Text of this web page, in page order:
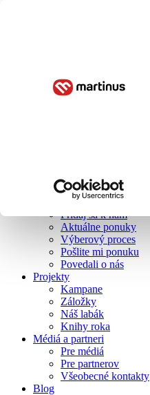
O nás
Zelený Martinus
Nerobíme rozdiely
Pridaj sa k nám
Aktuálne ponuky
Výberový proces
Pošlite mi ponuku
Povedali o nás
Projekty
Kampane
Záložky
Náš labák
Knihy roka
Médiá a partneri
Pre médiá
Pre partnerov
Všeobecné kontakty
Blog